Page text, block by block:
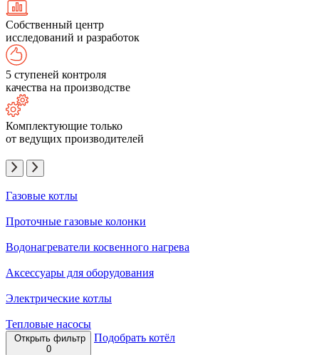
Собственный центр
исследований и разработок
5 ступеней контроля
качества на производстве
Комплектующие только
от ведущих производителей
Газовые котлы
Проточные газовые колонки
Водонагреватели косвенного нагрева
Аксессуары для оборудования
Электрические котлы
Тепловые насосы
Открыть фильтр
0
Подобрать котёл